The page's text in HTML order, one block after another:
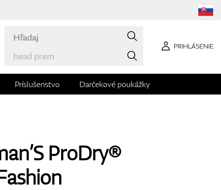
PRIHLÁSENIE
Príslušenstvo Darčekové poukážky
ProDry®